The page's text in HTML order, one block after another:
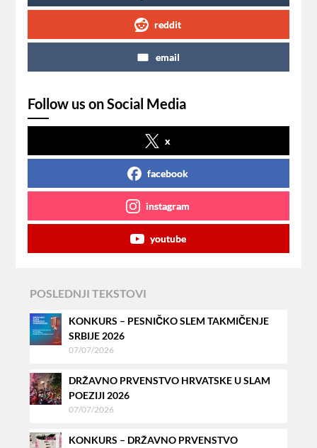
reddit
email
Follow us on Social Media
x
facebook
instagram
youtube
POSLEDNJI TEKSTOVI
KONKURS – PESNIČKO SLEM TAKMIČENJE
SRBIJE 2026
07/07/2026
DRŽAVNO PRVENSTVO HRVATSKE U SLAM
POEZIJI 2026
07/07/2026
KONKURS – DRŽAVNO PRVENSTVO